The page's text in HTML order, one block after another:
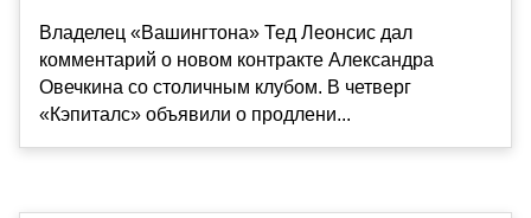
Владелец «Вашингтона» Тед Леонсис дал
комментарий о новом контракте Александра
Овечкина со столичным клубом. В четверг
«Кэпиталс» объявили о продлени...